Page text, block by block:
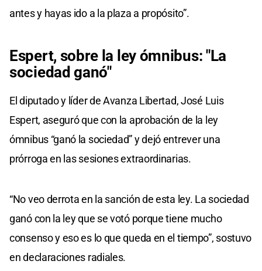
antes y hayas ido a la plaza a propósito”.
Espert, sobre la ley ómnibus: "La
sociedad ganó"
El diputado y líder de Avanza Libertad, José Luis
Espert, aseguró que con la aprobación de la ley
ómnibus “ganó la sociedad” y dejó entrever una
prórroga en las sesiones extraordinarias.
“No veo derrota en la sanción de esta ley. La sociedad
ganó con la ley que se votó porque tiene mucho
consenso y eso es lo que queda en el tiempo”, sostuvo
en declaraciones radiales.